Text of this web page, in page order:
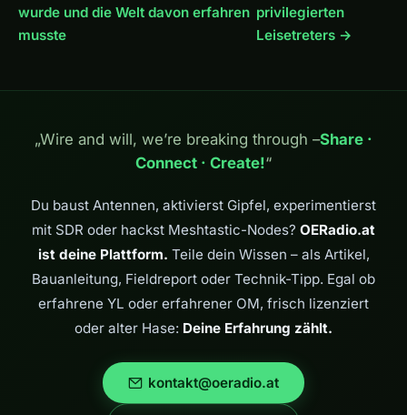
wurde und die Welt davon erfahren
musste
privilegierten
Leisetreters →
„Wire and will, we’re breaking through –Share ·
Connect · Create!“
Du baust Antennen, aktivierst Gipfel, experimentierst
mit SDR oder hackst Meshtastic-Nodes? OERadio.at
ist deine Plattform. Teile dein Wissen – als Artikel,
Bauanleitung, Fieldreport oder Technik-Tipp. Egal ob
erfahrene YL oder erfahrener OM, frisch lizenziert
oder alter Hase: Deine Erfahrung zählt.
kontakt@oeradio.at